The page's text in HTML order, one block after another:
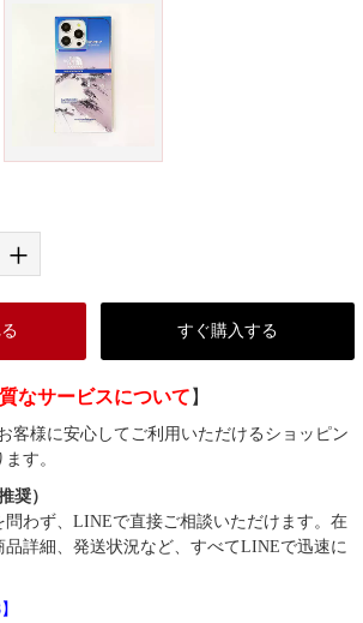
+
すぐ購入する
なサービスについて 】
客様に安心してご利用いただけるショッピン
す。
奨）
問わず、LINEで直接ご相談いただけます。在
品詳細、発送状況など、すべてLINEで迅速に